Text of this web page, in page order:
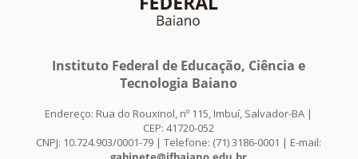
Instituto Federal de Educação, Ciência e
Tecnologia Baiano
Endereço: Rua do Rouxinol, nº 115, Imbuí, Salvador-BA |
CEP: 41720-052
CNPJ: 10.724.903/0001-79 | Telefone: (71) 3186-0001 | E-mail: